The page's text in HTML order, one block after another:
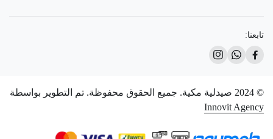
تابعنا:
© 2024 صيدلية مكية. جميع الحقوق محفوظة. تم التطوير بواسطة
Innovit Agency